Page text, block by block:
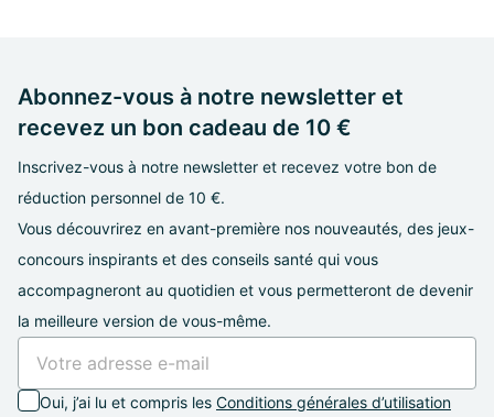
Abonnez-vous à notre newsletter et
recevez un bon cadeau de 10 €
Inscrivez-vous à notre newsletter et recevez votre bon de
réduction personnel de 10 €.
Vous découvrirez en avant-première nos nouveautés, des jeux-
concours inspirants et des conseils santé qui vous
accompagneront au quotidien et vous permetteront de devenir
la meilleure version de vous-même.
Oui, j’ai lu et compris les Conditions générales d’utilisation